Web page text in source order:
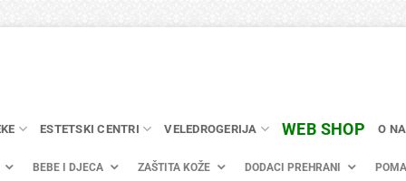
ESTETSKI CENTRI VELEDROGERIJA WEB SHOP O
BEBE I DJECA ZAŠTITA KOŽE DODACI PREHRANI